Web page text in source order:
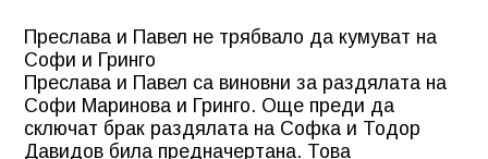
Преслава и Павел не трябвало да кумуват на
Софи и Гринго
Преслава и Павел са виновни за раздялата на
Софи Маринова и Гринго. Още преди да
сключат брак раздялата на Софка и Тодор
Давидов била предначертана. Това